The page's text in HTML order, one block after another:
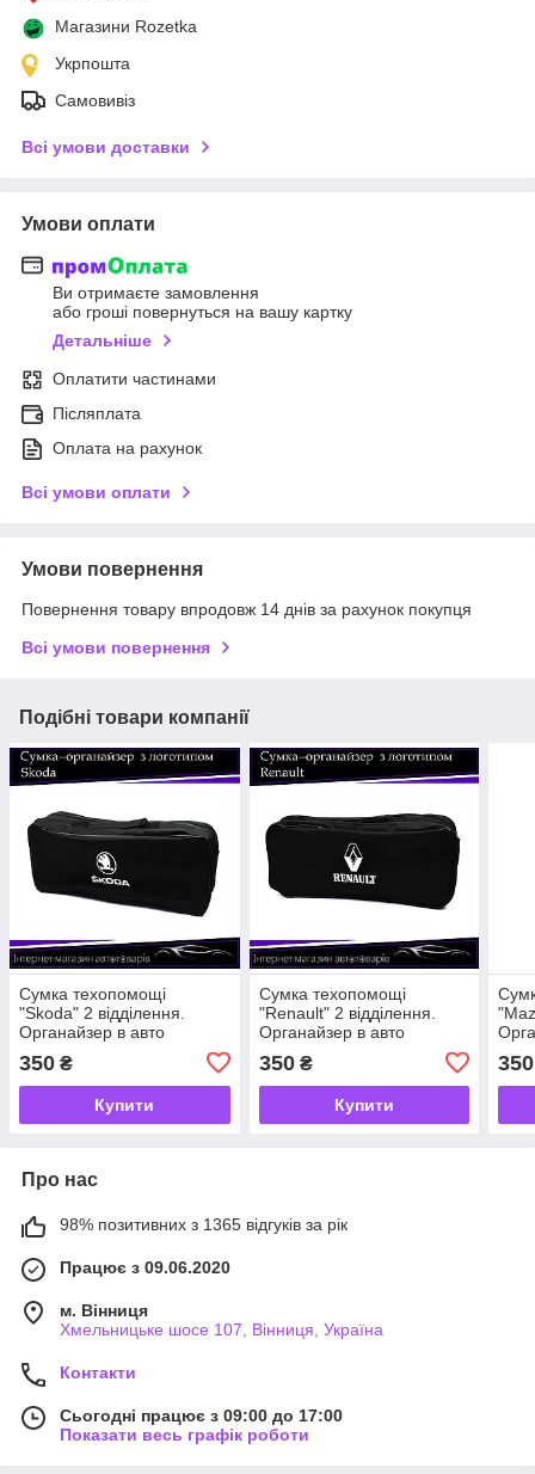
Магазини Rozetka
Укрпошта
Самовивіз
Всі умови доставки
Умови оплати
Ви отримаєте замовлення
або гроші повернуться на вашу картку
Детальніше
Оплатити частинами
Післяплата
Оплата на рахунок
Всі умови оплати
Умови повернення
Повернення товару впродовж 14 днів за рахунок покупця
Всі умови повернення
Подібні товари компанії
Сумка техопомощі
"Skoda" 2 відділення.
Органайзер в авто
350 ₴
Купити
Сумка техопомощі
"Renault" 2 відділення.
Органайзер в авто
350₴
Купити
350
Про нас
98% позитивних з 1365 відгуків за рік
Працює з 09.06.2020
м. Вінниця
Хмельницьке шосе 107, Вінниця, Україна
Контакти
Сьогодні працює з 09:00 до 17:00
Показати весь графік роботи